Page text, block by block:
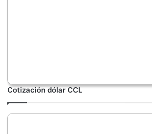
Cotización dólar CCL